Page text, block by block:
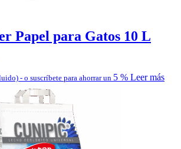
Papel para Gatos 10 L
- o suscríbete para ahorrar un 5 % Leer más